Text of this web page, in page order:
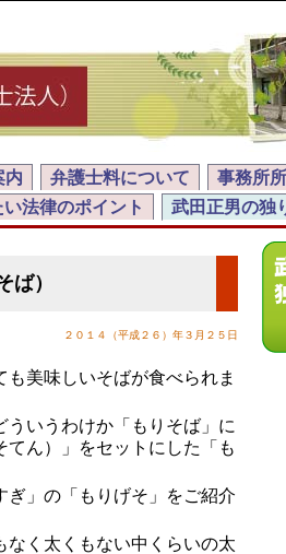
内 弁護士料について 事務所
法律のポイント 武田正男の独
ば）
２０１４（平成２６）年３月２５日
美味しいそばが食べられま
いうわけか「もりそば」に
ん）」をセットにした「も
」の「もりげそ」をご紹介
く太くもない中くらいの太